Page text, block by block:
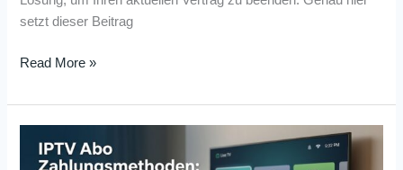
setzt dieser Beitrag
Read More »
Abo